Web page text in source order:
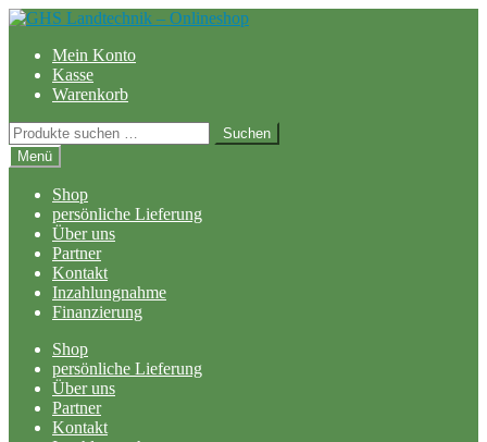
Zur
springen
Zum
springenMein Konto
Kasse
Warenkorb
Suchen
nach:
Suchen
Menü
Shop
persönliche Lieferung
Über uns
Partner
Kontakt
Inzahlungnahme
Finanzierung
Shop
persönliche Lieferung
Über uns
Partner
Kontakt